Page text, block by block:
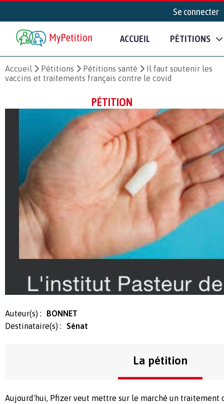
Se connecter
ACCUEIL PÉTITIONS
Accueil Pétitions Pétitions santé
Il faut soutenir les
vaccins et traitements français contre le covid
PÉTITION
Auteur(s) :
BONNET
Destinataire(s) :
Sénat
La pétition
Aujourd'hui, Pfizer veut mettre sur le marché un traitement